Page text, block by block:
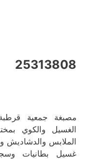
25313808
مصبغة جمعية
الغسيل والكوي
الملابس والدشاديش
غسيل بطانيات